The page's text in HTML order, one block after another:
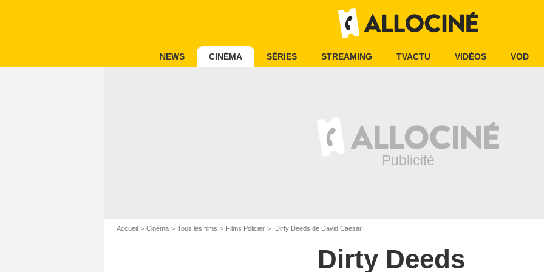
NEWS CINÉMA SÉRIES STREAMING TVACTU VIDÉOS VOD
Accueil Cinéma Tous les films Films Policier Dirty Deeds de David Caesar
Dirty Deeds